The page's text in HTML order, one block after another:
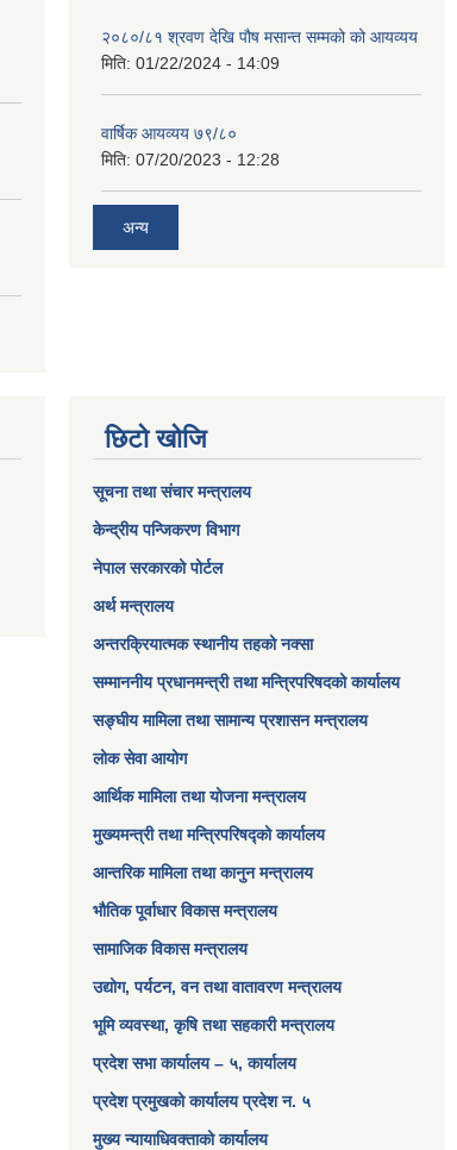
२०८०/८१ श्रवण देखि पौष मसान्त सम्मको को आयव्यय
मिति: 01/22/2024 - 14:09
वार्षिक आयव्यय ७९/८०
मिति: 07/20/2023 - 12:28
अन्य
छिटो खोजि
सूचना तथा संचार मन्त्रालय
केन्द्रीय पन्जिकरण विभाग
नेपाल सरकारको पोर्टल
अर्थ मन्त्रालय
अन्तरक्रियात्मक स्थानीय तहको नक्सा
सम्माननीय प्रधानमन्त्री तथा मन्त्रिपरिषद‌को कार्यालय
सङ्‍घीय मामिला तथा सामान्य प्रशासन मन्त्रालय
लोक सेवा आयोग
आर्थिक मामिला तथा योजना मन्त्रालय​
मुख्यमन्त्री तथा मन्त्रिपरिषद्को कार्यालय
आन्तरिक मामिला तथा कानुन मन्त्रालय
भौतिक पूर्वाधार विकास मन्त्रालय
सामाजिक विकास मन्त्रालय
उद्योग, पर्यटन, वन तथा वातावरण मन्त्रालय
भूमि व्यवस्था, कृषि तथा सहकारी मन्त्रालय
प्रदेश सभा कार्यालय – ५, कार्यालय
प्रदेश प्रमुखको कार्यालय प्रदेश न. ५
मुख्य न्यायाधिवक्ताको कार्यालय